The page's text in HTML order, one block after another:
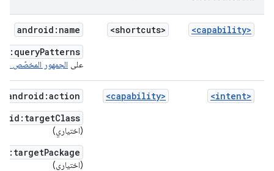
<capability>
<shortcuts>
android:name
على الجمهور المخصّص
<intent>
<capability>
android:action
(اختياري)
(اختياري)